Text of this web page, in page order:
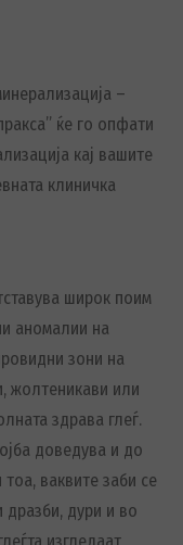
–
ќе го опфати
кај вашите
клиничка
широк поим
аномалии на
зони на
жолтеникави или
здрава глеѓ.
доведува и до
ваквите заби се
дури и во